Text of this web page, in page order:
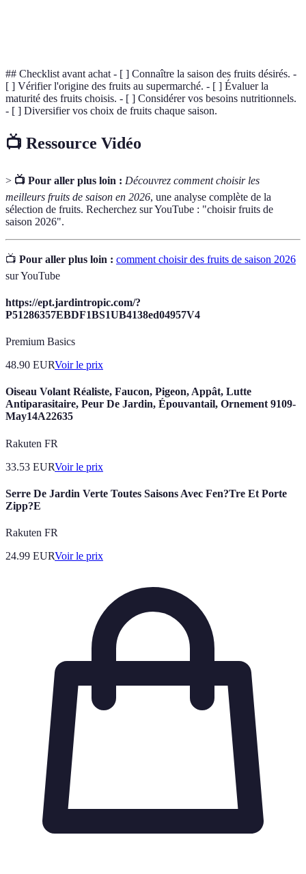
## Checklist avant achat - [ ] Connaître la saison des fruits désirés. -
[ ] Vérifier l'origine des fruits au supermarché. - [ ] Évaluer la
maturité des fruits choisis. - [ ] Considérer vos besoins nutritionnels.
- [ ] Diversifier vos choix de fruits chaque saison.
📺 Ressource Vidéo
> 📺 Pour aller plus loin : Découvrez comment choisir les
meilleurs fruits de saison en 2026, une analyse complète de la
sélection de fruits. Recherchez sur YouTube : "choisir fruits de
saison 2026".
📺 Pour aller plus loin : comment choisir des fruits de saison 2026
sur YouTube
https://ept.jardintropic.com/?
P51286357EBDF1BS1UB4138ed04957V4
Premium Basics
48.90 EURVoir le prix
Oiseau Volant Réaliste, Faucon, Pigeon, Appât, Lutte
Antiparasitaire, Peur De Jardin, Épouvantail, Ornement 9109-
May14A22635
Rakuten FR
33.53 EURVoir le prix
Serre De Jardin Verte Toutes Saisons Avec Fen?Tre Et Porte
Zipp?E
Rakuten FR
24.99 EURVoir le prix